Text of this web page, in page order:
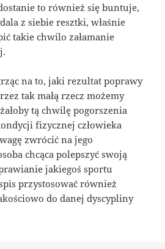
to również się buntuje,
z siebie resztki, właśnie
takie chwilo załamanie
na to, jaki rezultat poprawy
tak małą rzecz możemy
tą chwilę pogorszenia
fizycznej człowieka
zwrócić na jego
chcąca polepszyć swoją
jakiegoś sportu
przystosować również
do danej dyscypliny